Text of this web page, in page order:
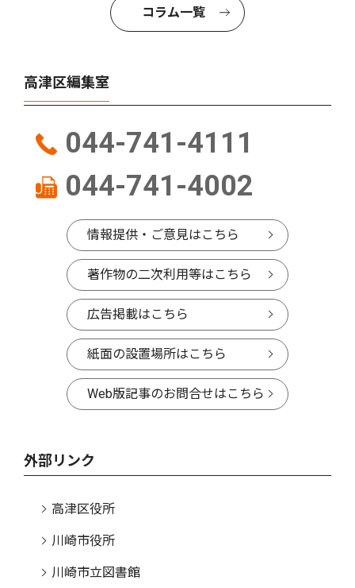
コラム一覧
高津区編集室
044-741-4111
044-741-4002
情報提供・ご意見はこちら
著作物の二次利用等はこちら
広告掲載はこちら
紙面の設置場所はこちら
Web版記事のお問合せはこちら
外部リンク
高津区役所
川崎市役所
川崎市立図書館